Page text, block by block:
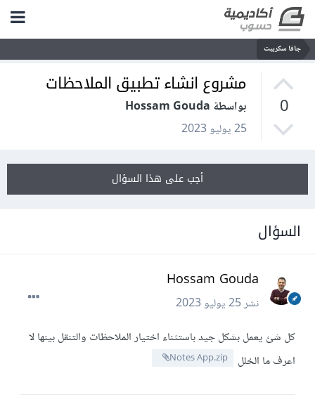
جافا سكريبت
0
مشروع انشاء تطبيق الملاحظات
بواسطة Hossam Gouda
25 يوليو 2023
أجب على هذا السؤال
السؤال
Hossam Gouda
نشر25 يوليو 2023
كل شئ يعمل بشكل جيد باستثناء اختيار الملاحظات والتنقل بينها لا
اعرف ما الخلل
Notes App.zip